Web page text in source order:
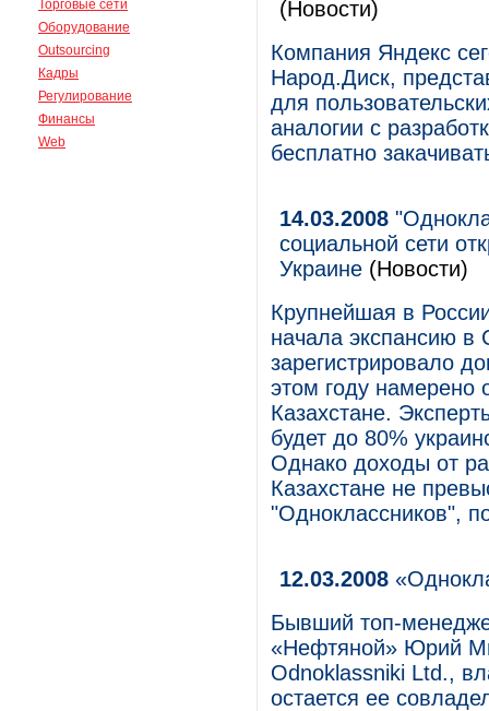
Торговые сети
Оборудование
Outsourcing
Кадры
Регулирование
Финансы
Web
(Новости)
Компания Яндекс
Народ.Диск,
для
аналогии с
бесплатно
14.03.2008
социальной сети
Украине (Новости)
Крупнейшая в
начала экспансию
зарегистрировало
этом году намерено
Казахстане.
будет до 80%
Однако доходы от
Казахстане не
"Одноклассников",
12.03.2008
Бывший топ-
«Нефтяной» Юрий
Odnoklassniki Ltd.,
остается ее